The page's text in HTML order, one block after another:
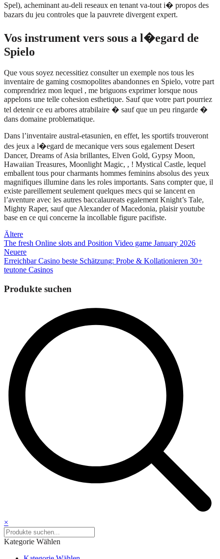
Spel), acheminant au-deli reseaux en tenant va-tout i� propos des
bazars du jeu controles que la pauvrete divergent expert.
Vos instrument vers sous a l�egard de
Spielo
Que vous soyez necessitiez consulter un exemple nos tous les
inventaire de gaming cosmopolites abandonnes en Spielo, votre part
comprendriez mon lequel , me briguons exprimer lorsque nous
appelons une telle cohesion esthetique. Sauf que votre part pourriez
tel detenir ce eu arbores atrabilaire � sauf que un peu ringarde �
dans domaine problematique.
Dans l’inventaire austral-etasunien, en effet, les sportifs trouveront
des jeux a l�egard de mecanique vers sous egalement Desert
Dancer, Dreams of Asia brillantes, Elven Gold, Gypsy Moon,
Hawaiian Treasures, Moonlight Magic, , ! Mystical Castle, lequel
emballent tous pour charmants hommes feminins absolus des yeux
magnifiques illumine dans les roles importants. Sans compter que, il
existe pareillement seulement quelques mecs qui se lancent en
l’aventure avec les autres baccalaureats egalement Knight’s Tale,
Mighty Raper, sauf que Alexander of Macedonia, plaisir youtube
base en ce qui concerne la incollable figure pacifiste.
Beitragsnavigation
Ältere
The fresh Online slots and Position Video game January 2026
Neuere
Erreichbar Casino beste Schätzung: Probe & Kollationieren 30+
teutone Casinos
Produkte suchen
×
Kategorie Wählen